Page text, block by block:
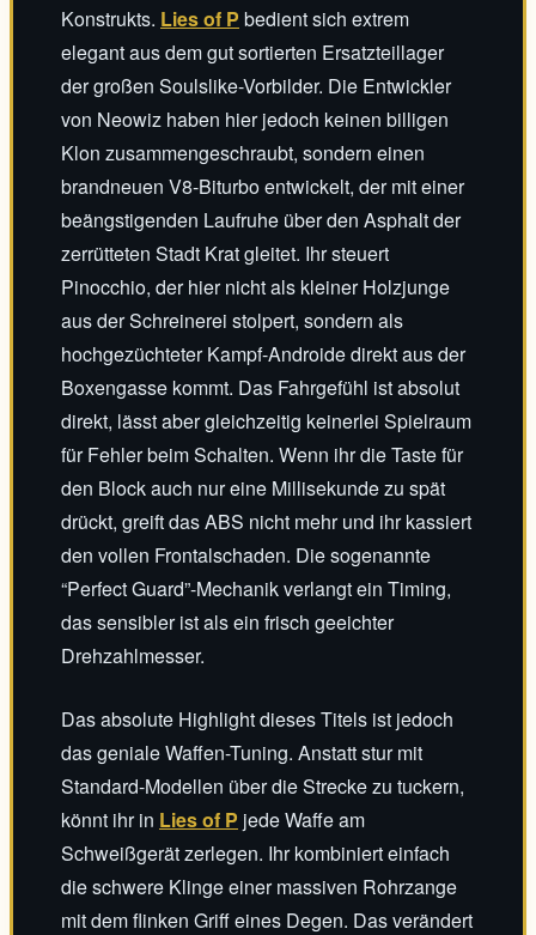
Konstrukts. Lies of P bedient sich extrem
elegant aus dem gut sortierten Ersatzteillager
der großen Soulslike-Vorbilder. Die Entwickler
von Neowiz haben hier jedoch keinen billigen
Klon zusammengeschraubt, sondern einen
brandneuen V8-Biturbo entwickelt, der mit einer
beängstigenden Laufruhe über den Asphalt der
zerrütteten Stadt Krat gleitet. Ihr steuert
Pinocchio, der hier nicht als kleiner Holzjunge
aus der Schreinerei stolpert, sondern als
hochgezüchteter Kampf-Androide direkt aus der
Boxengasse kommt. Das Fahrgefühl ist absolut
direkt, lässt aber gleichzeitig keinerlei Spielraum
für Fehler beim Schalten. Wenn ihr die Taste für
den Block auch nur eine Millisekunde zu spät
drückt, greift das ABS nicht mehr und ihr kassiert
den vollen Frontalschaden. Die sogenannte
“Perfect Guard”-Mechanik verlangt ein Timing,
das sensibler ist als ein frisch geeichter
Drehzahlmesser.
Das absolute Highlight dieses Titels ist jedoch
das geniale Waffen-Tuning. Anstatt stur mit
Standard-Modellen über die Strecke zu tuckern,
könnt ihr in Lies of P jede Waffe am
Schweißgerät zerlegen. Ihr kombiniert einfach
die schwere Klinge einer massiven Rohrzange
mit dem flinken Griff eines Degen. Das verändert